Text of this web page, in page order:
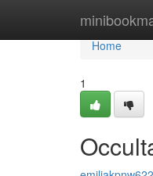
Home
Home
1